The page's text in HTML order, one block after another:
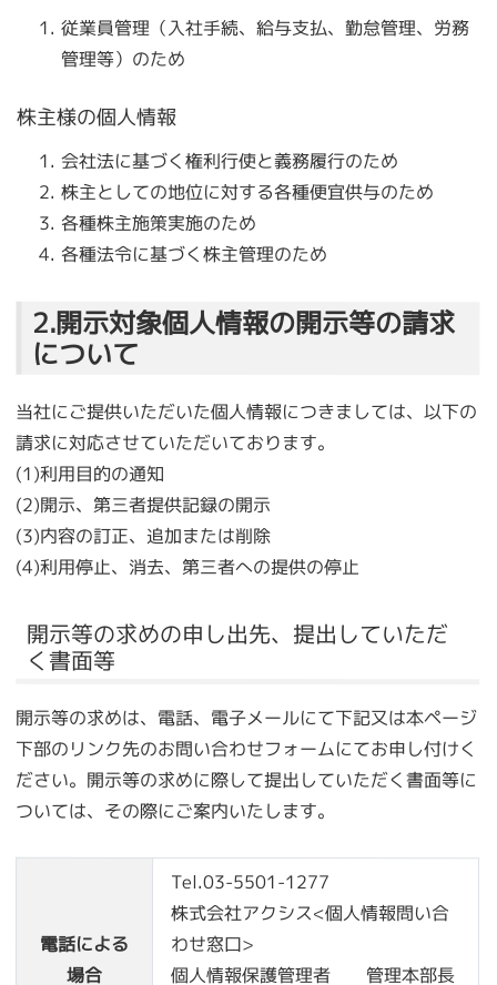
従業員管理（入社手続、給与支払、勤怠管理、労務
管理等）のため
株主様の個人情報
会社法に基づく権利行使と義務履行のため
株主としての地位に対する各種便宜供与のため
各種株主施策実施のため
各種法令に基づく株主管理のため
2.開示対象個人情報の開示等の請求
について
当社にご提供いただいた個人情報につきましては、以下の
請求に対応させていただいております。
(1)利用目的の通知
(2)開示、第三者提供記録の開示
(3)内容の訂正、追加または削除
(4)利用停止、消去、第三者への提供の停止
開示等の求めの申し出先、提出していただ
く書面等
開示等の求めは、電話、電子メールにて下記又は本ページ
下部のリンク先のお問い合わせフォームにてお申し付けく
ださい。開示等の求めに際して提出していただく書面等に
ついては、その際にご案内いたします。
電話による
場合
Tel.03-5501-1277
株式会社アクシス<個人情報問い合
わせ窓口>
個人情報保護管理者 管理本部長